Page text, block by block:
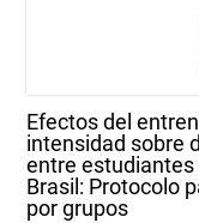
Efectos del
intensidad sobre
entre estudiantes
Brasil: Protocolo
por grupos